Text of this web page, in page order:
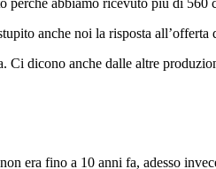
anche noi la risposta all’offerta
Ci dicono anche dalle altre
era fino a 10 anni fa, adesso